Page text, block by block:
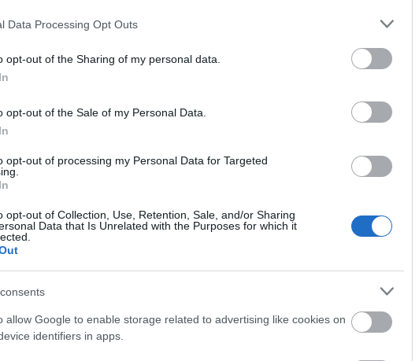
Data Processing Opt Outs
opt-out of the Sharing of my personal data.
opt-out of the Sale of my Personal Data.
opt-out of processing my Personal Data for Targeted
opt-out of Collection, Use, Retention, Sale, and/or Sharing
Data that Is Unrelated with the Purposes for which it
allow Google to enable storage related to advertising like cookies on
identifiers in apps.
profil)
Címkék
albánia(4)
allah
anonymus(7)antant
(3) aragónia
)birtok(
blogtalálkozó
budapest(3)cár(3)cixi(
creative assembly
dalmácia
dalmátok
)dánok(3
istván( 5) dualizmus(
II.
kiválásával még nem ért véget a korai keresztény
folyt a keresztény irányzatok differenciálódása, amely
súlypontjának…
tovább »
bizánc